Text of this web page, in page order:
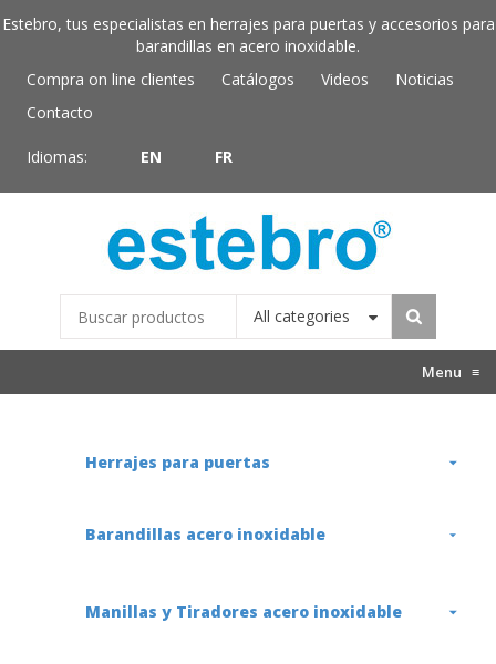
Estebro, tus especialistas en herrajes para puertas y accesorios para
barandillas en acero inoxidable.
Compra on line clientes
Catálogos Videos
Noticias
Contacto
Idiomas: EN FR
All categories
Menu ≡
Herrajes para puertas
Barandillas acero inoxidable
Manillas y Tiradores acero inoxidable